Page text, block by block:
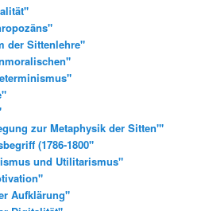
der Sittenlehre"
zur Metaphysik der Sitten'"
(1786-1800"
und Utilitarismus"
Aufklärung"